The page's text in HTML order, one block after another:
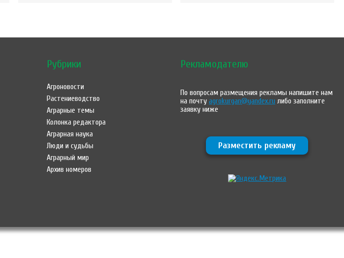
Рубрики
Агроновости
Растениеводство
Аграрные темы
Колонка редактора
Аграрная наука
Люди и судьбы
Аграрный мир
Архив номеров
Рекламодателю
По вопросам размещения рекламы напишите нам
на почтуagrokurgan@yandex.ru либо заполните
заявку ниже
Разместить рекламу